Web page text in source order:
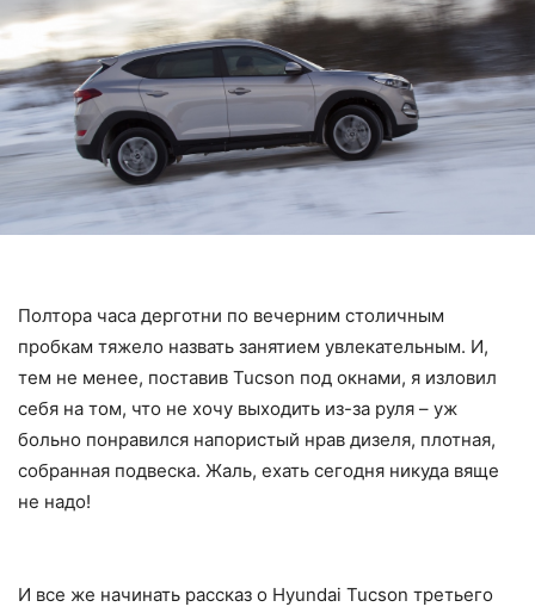
Полтора часа дерготни по вечерним столичным
пробкам тяжело назвать занятием увлекательным. И,
тем не менее, поставив Tucson под окнами, я изловил
себя на том, что не хочу выходить из-за руля – уж
больно понравился напористый нрав дизеля, плотная,
собранная подвеска. Жаль, ехать сегодня никуда вяще
не надо!
И все же начинать рассказ о Hyundai Tucson третьего